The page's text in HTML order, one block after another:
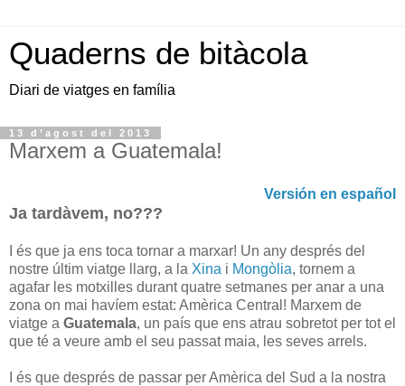
Quaderns de bitàcola
Diari de viatges en família
13 d’agost del 2013
Marxem a Guatemala!
Versión en español
Ja tardàvem, no???
I és que ja ens toca tornar a marxar! Un any després del
nostre últim viatge llarg, a la Xina i Mongòlia, tornem a
agafar les motxilles durant quatre setmanes per anar a una
zona on mai havíem estat: Amèrica Central! Marxem de
viatge a Guatemala, un país que ens atrau sobretot per tot el
que té a veure amb el seu passat maia, les seves arrels.
I és que després de passar per Amèrica del Sud a la nostra